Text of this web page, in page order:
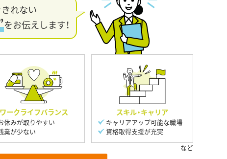
れない
をお伝えします！
ワークライフバランス
休みが取りやすい
業が少ない
スキル・キャリア
キャリアアップ可能な職場
資格取得支援が充実